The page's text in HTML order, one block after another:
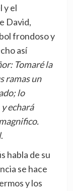
y el
David,
frondoso y
así
Tomaré la
ramas un
lo
echará
.
habla de su
se hace
y los